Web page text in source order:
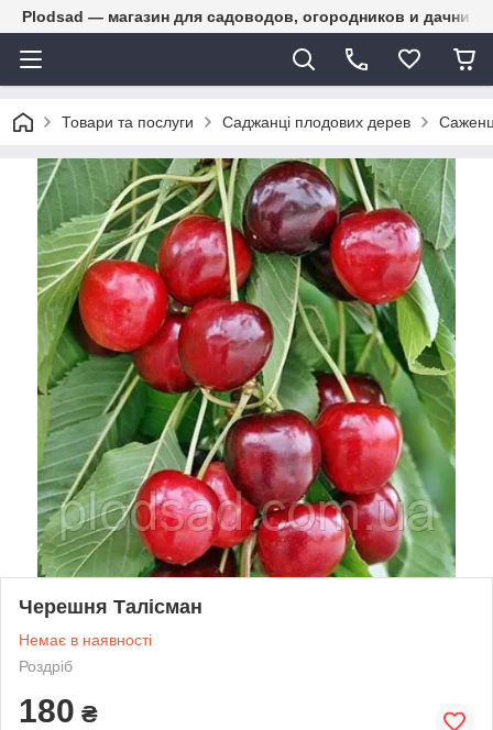
Plodsad — магазин для садоводов, огородников и
Товари та послуги Саджанці плодових дерев
Черешня Талісман
Немає в наявності
Роздріб
180 ₴